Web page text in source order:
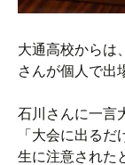
大通高校からは
さんが個人で出
石川さんに一言
「大会に出る
生に注意された